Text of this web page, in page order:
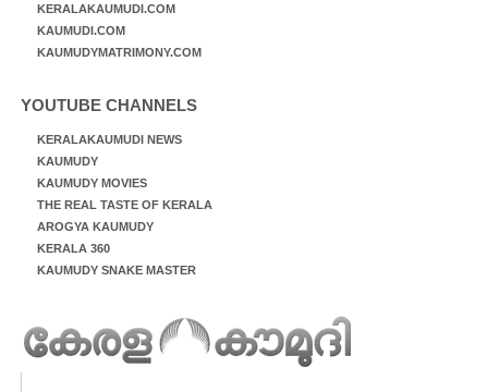
KERALAKAUMUDI.COM
KAUMUDI.COM
KAUMUDYMATRIMONY.COM
YOUTUBE CHANNELS
KERALAKAUMUDI NEWS
KAUMUDY
KAUMUDY MOVIES
THE REAL TASTE OF KERALA
AROGYA KAUMUDY
KERALA 360
KAUMUDY SNAKE MASTER